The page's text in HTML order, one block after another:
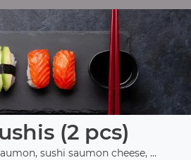
(2 pcs)
sushi saumon cheese, ...